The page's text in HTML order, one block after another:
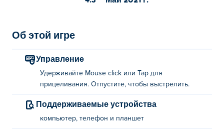
Об этой игре
Управление
Удерживайте Mouse click или Tap для
прицеливания. Отпустите, чтобы выстрелить.
Поддерживаемые устройства
компьютер, телефон и планшет